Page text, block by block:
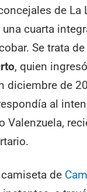
de La
cuarta
Se trata de
, quien
diciembre de
al
Valenzuela,
de